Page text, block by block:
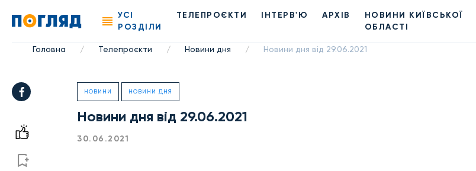
УСІ
РОЗДІЛИ
ТЕЛЕПРОЄКТИ ІНТЕРВ'Ю АРХІВ
НОВИНИ КИЇВСЬКОЇ
ОБЛАСТІ
Головна / Телепроєкти / Новини дня / Новини дня від 29.06.2021
НОВИНИ НОВИНИ ДНЯ
Новини дня від 29.06.2021
30.06.2021